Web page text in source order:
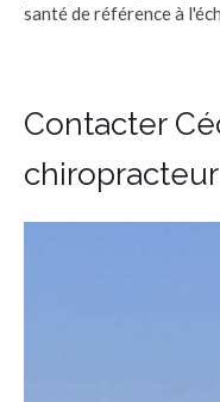
santé de référence à
Contacter
chiropracteur